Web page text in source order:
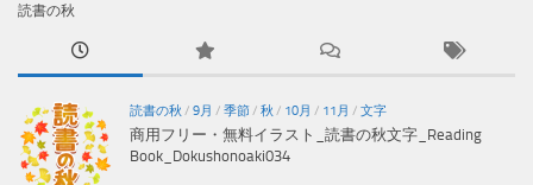
読書の秋
読書の秋 / 9月 / 季節/ 秋 / 10月 / 11月 / 文字
商用フリー・無料イラスト_読書の秋文字_Reading
Book_Dokushonoaki034